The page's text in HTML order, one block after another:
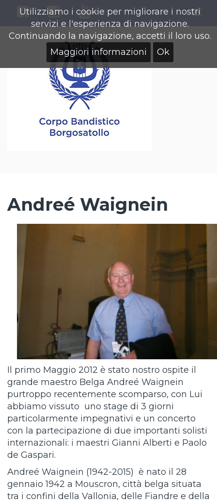
Andreé Waignein
Il primo Maggio 2012 è stato nostro ospite il
grande maestro Belga Andreé Waignein
purtroppo recentemente scomparso, con Lui
abbiamo vissuto uno stage di 3 giorni
particolarmente impegnativi e un concerto
con la partecipazione di due importanti solisti
internazionali: i maestri Gianni Alberti e Paolo
de Gaspari.
Andreé Waignein (1942-2015) è nato il 28
gennaio 1942 a Mouscron, città belga situata
tra i confini della Vallonia, delle Fiandre e della
Utilizziamo i cookie per migliorare i nostri
servizi e l'esperienza di navigazione.
Continuando la navigazione, accetti il loro uso.
Maggiori informazioni
Ok